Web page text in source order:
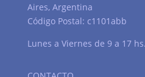
Aires, Argentina
Código Postal: c1101abb
Lunes a Viernes de 9 a 17 hs.